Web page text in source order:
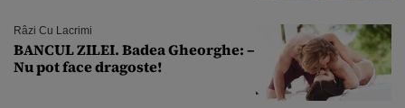
Râzi Cu Lacrimi
BANCUL ZILEI. Badea Gheorghe: –
Nu pot face dragoste!